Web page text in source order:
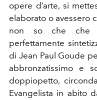
opere d’arte, si
elaborato o avessero
non so che
perfettamente
di Jean Paul Goude
abbronzatissimo e
doppiopetto,
Evangelista in abito